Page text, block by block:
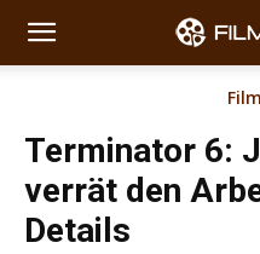
Terminator 6:
verrät den
Details